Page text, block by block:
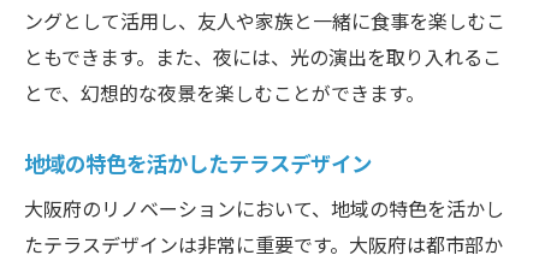
ングとして活用し、友人や家族と一緒に食事を楽しむこ
ともできます。また、夜には、光の演出を取り入れるこ
とで、幻想的な夜景を楽しむことができます。
地域の特色を活かしたテラスデザイン
大阪府のリノベーションにおいて、地域の特色を活かし
たテラスデザインは非常に重要です。大阪府は都市部か